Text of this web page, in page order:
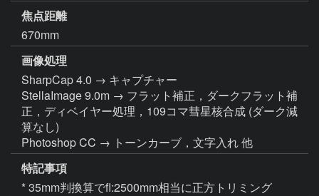
焦点距離
670mm
画像処理
SharpCap 4.0 → キャプチャー
StellaImage 9.0m → フラット補正，ダークフラット補
正，ディベイヤー処理，109コマ彗星核合成 (ダーク減
算なし)
Photoshop CC → トーンカーブ，文字入れ 他
特記事項
* 35mm判換算でfl:2500mm相当に正方トリミング